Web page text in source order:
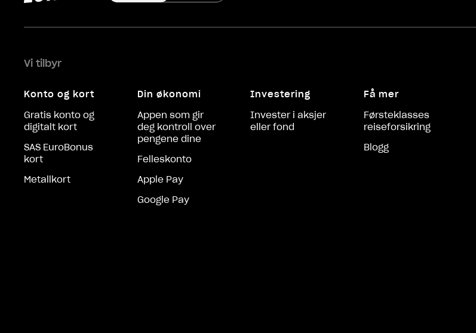
Vi tilbyr
Konto og kort
Gratis konto og
digitalt kort
SAS EuroBonus
kort
Metallkort
Din økonomi
Appen som gir
deg kontroll over
pengene dine
Felleskonto
Apple Pay
Google Pay
Investering
Invester i aksjer
eller fond
Få mer
Førsteklasses
reiseforsikring
Blogg